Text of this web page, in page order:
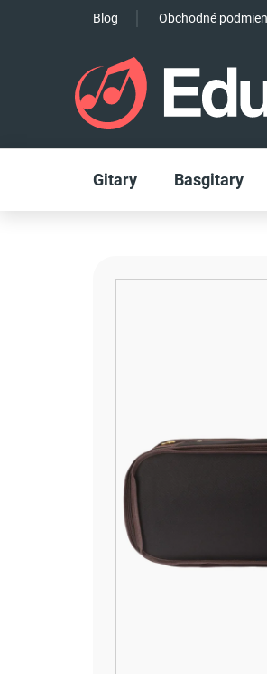
obsah
Blog Obchodné
Gitary Basgitary